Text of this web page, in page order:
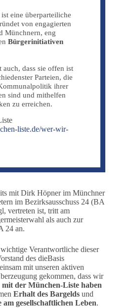
eine überparteiliche
von engagierten
Münchnern, eng
Bürgerinitiativen
dass sie offen ist
Parteien, die
ihrer
sind und mithelfen
zu erreichen.
liste.de/wer-wir-
mit Dirk Höpner im Münchner
im Bezirksausschuss 24 (BA
vertreten ist, tritt am
als auch zur
24 an.
Verantwortliche dieser
des dieBasis
mit unseren aktiven
gekommen, dass wir
der München-Liste haben
Erhalt des Bargelds und
gesellschaftlichen Leben.